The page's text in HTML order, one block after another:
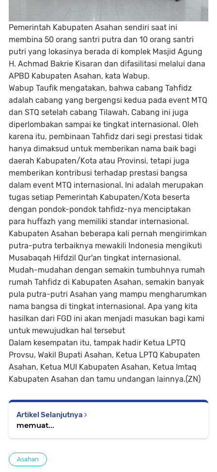
Pemerintah Kabupaten Asahan sendiri saat ini
membina 50 orang santri putra dan 10 orang santri
putri yang lokasinya berada di komplek Masjid Agung
H. Achmad Bakrie Kisaran dan difasilitasi melalui dana
APBD Kabupaten Asahan, kata Wabup.
Wabup Taufik mengatakan, bahwa cabang Tahfidz
adalah cabang yang bergengsi kedua pada event MTQ
dan STQ setelah cabang Tilawah. Cabang ini juga
diperlombakan sampai ke tingkat internasional. Oleh
karena itu, pembinaan Tahfidz dari segi prestasi tidak
hanya dimaksud untuk memberikan nama baik bagi
daerah Kabupaten/Kota atau Provinsi, tetapi juga
memberikan kontribusi terhadap prestasi bangsa
dalam event MTQ internasional. Ini adalah merupakan
tugas setiap Pemerintah Kabupaten/Kota beserta
dengan pondok-pondok tahfidz-nya menciptakan
para huffazh yang memiliki standar internasional.
Kabupaten Asahan beberapa kali pernah mengirimkan
putra-putra terbaiknya mewakili Indonesia mengikuti
Musabaqah Hifdzil Qur'an tingkat internasional.
Mudah-mudahan dengan semakin tumbuhnya rumah
rumah Tahfidz di Kabupaten Asahan, semakin banyak
pula putra-putri Asahan yang mampu mengharumkan
nama bangsa di tingkat internasional. Apa yang kita
hasilkan dari FGD ini akan menjadi masukan bagi kami
untuk mewujudkan hal tersebut
Dalam kesempatan itu, tampak hadir Ketua LPTQ
Provsu, Wakil Bupati Asahan, Ketua LPTQ Kabupaten
Asahan, Ketua MUI Kabupaten Asahan, Ketua Imtaq
Kabupaten Asahan dan tamu undangan lainnya.(ZN)
Artikel Selanjutnya
memuat...
Asahan